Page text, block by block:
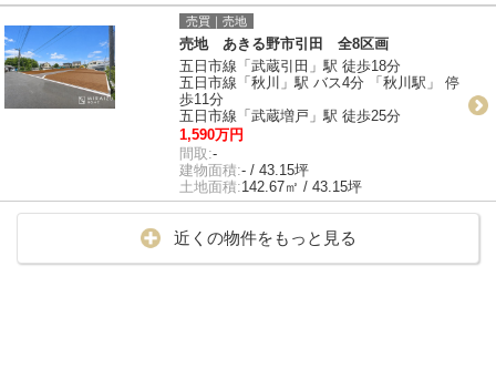
売買｜売地
売地 あきる野市引田 全8区画
五日市線「武蔵引田」駅 徒歩18分
五日市線「秋川」駅 バス4分 「秋川駅」 停
歩11分
五日市線「武蔵増戸」駅 徒歩25分
1,590万円
間取:-
建物面積:- / 43.15坪
土地面積:142.67㎡ / 43.15坪
近くの物件をもっと見る